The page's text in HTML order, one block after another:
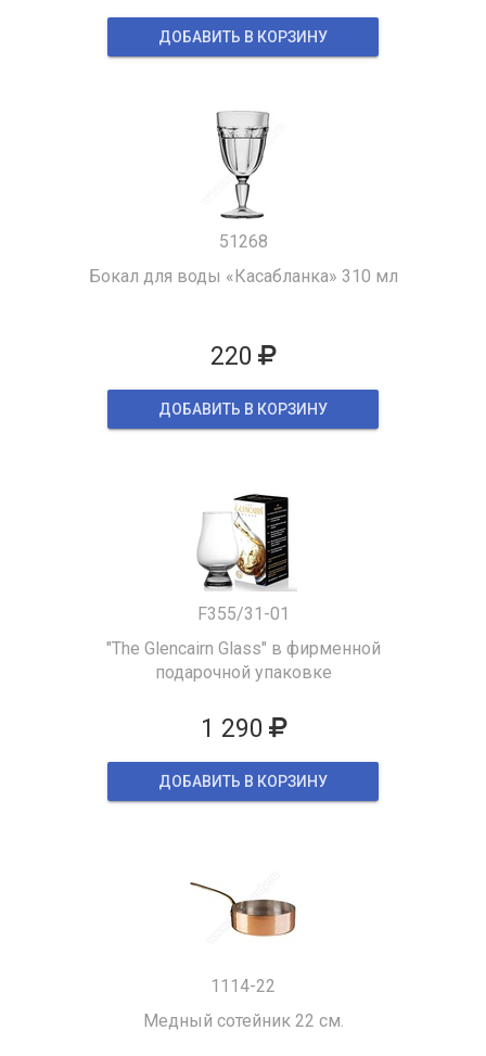
ДОБАВИТЬ В КОРЗИНУ
51268
Бокал для воды «Касабланка» 310 мл
220
ДОБАВИТЬ В КОРЗИНУ
F355/31-01
"The Glencairn Glass" в фирменной
подарочной упаковке
1 290
ДОБАВИТЬ В КОРЗИНУ
1114-22
Медный сотейник 22 см.